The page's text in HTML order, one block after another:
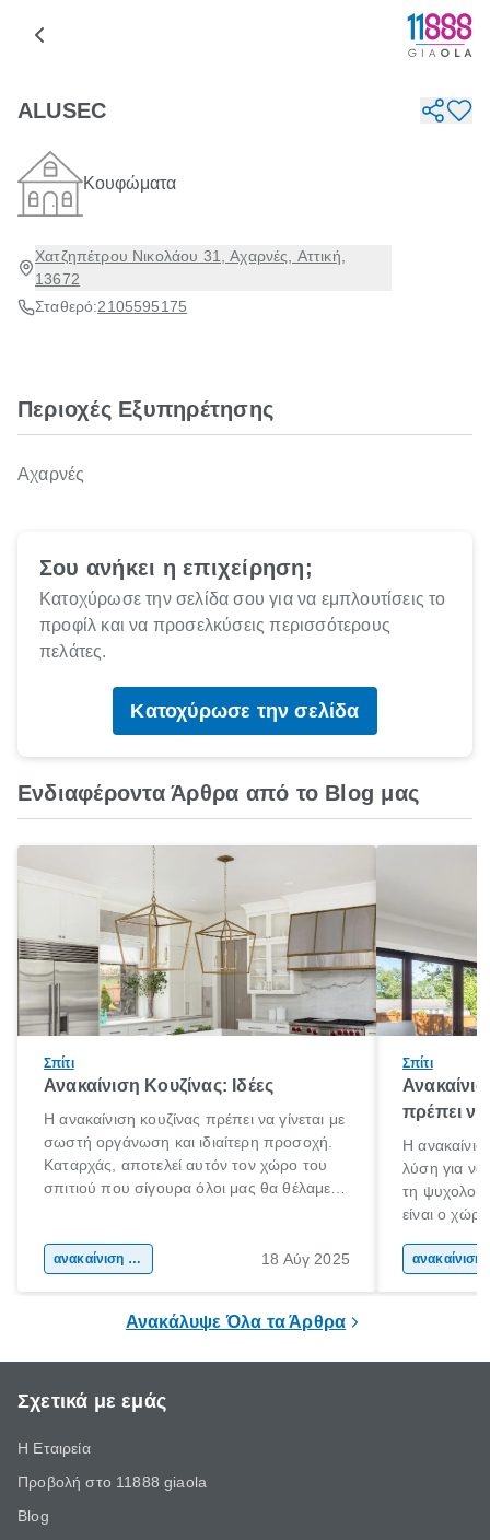
ALUSEC
Κουφώματα
Χατζηπέτρου Νικολάου 31, Αχαρνές, Αττική,
13672
Σταθερό:2105595175
Περιοχές Εξυπηρέτησης
Αχαρνές
Σου ανήκει η επιχείρηση;
Κατοχύρωσε την σελίδα σου για να εμπλουτίσεις το
προφίλ και να προσελκύσεις περισσότερους
πελάτες.
Κατοχύρωσε την σελίδα
Ενδιαφέροντα Άρθρα από το Blog μας
Σπίτι
Ανακαίνιση Κουζίνας: Ιδέες
Η ανακαίνιση κουζίνας πρέπει να γίνεται με
σωστή οργάνωση και ιδιαίτερη προσοχή.
Καταρχάς, αποτελεί αυτόν τον χώρο του
σπιτιού που σίγουρα όλοι μας θα θέλαμε
αναμφισβήτητα η “καρδιά” του σπιτιού.
ανακαίνιση σπιτιού 18 Αύγ 2025
Σπίτι
πρέπει να
Η
λύση για να
τη
είναι ο
Επομένως,
Ανακάλυψε Όλα τα Άρθρα
Σχετικά με εμάς
Η Εταιρεία
Προβολή στο 11888 giaola
Blog